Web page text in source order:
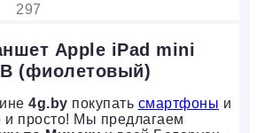
297
Apple iPad mini
(фиолетовый)
4g.by покупать смартфоны и
и просто! Мы предлагаем